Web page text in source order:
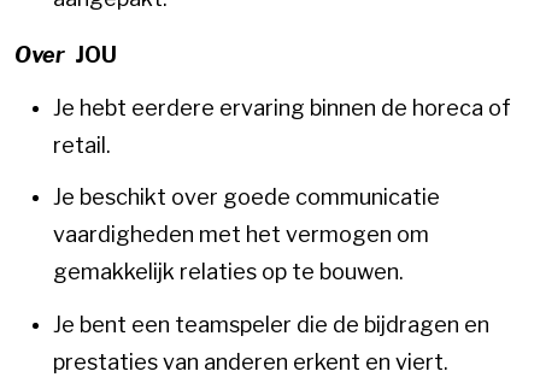
Over JOU
Je hebt eerdere ervaring binnen de horeca of
retail.
Je beschikt over goede communicatie
vaardigheden met het vermogen om
gemakkelijk relaties op te bouwen.
Je bent een teamspeler die de bijdragen en
prestaties van anderen erkent en viert.